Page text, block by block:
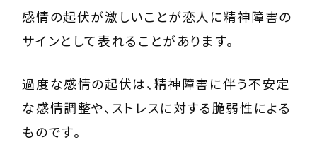
感情の起伏が激しいことが恋人に精神障害の
サインとして表れることがあります。
過度な感情の起伏は、精神障害に伴う不安定
な感情調整や、ストレスに対する脆弱性による
ものです。